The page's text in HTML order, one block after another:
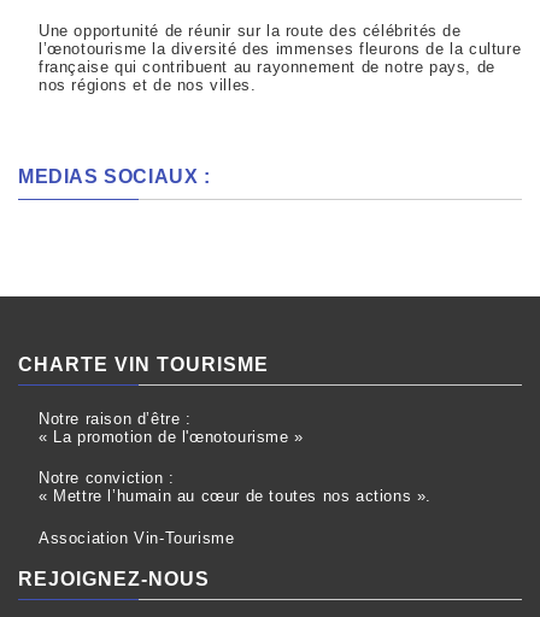
Une opportunité de réunir sur la route des célébrités de
l’œnotourisme la diversité des immenses fleurons de la culture
française qui contribuent au rayonnement de notre pays, de
nos régions et de nos villes.
MEDIAS SOCIAUX :
CHARTE VIN TOURISME
Notre raison d’être :
« La promotion de l'œnotourisme »
Notre conviction :
« Mettre l’humain au cœur de toutes nos actions ».
Association Vin-Tourisme
REJOIGNEZ-NOUS